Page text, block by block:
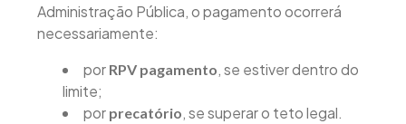
Administração Pública, o pagamento ocorrerá
necessariamente:
por RPV pagamento, se estiver dentro do
limite;
por precatório, se superar o teto legal.